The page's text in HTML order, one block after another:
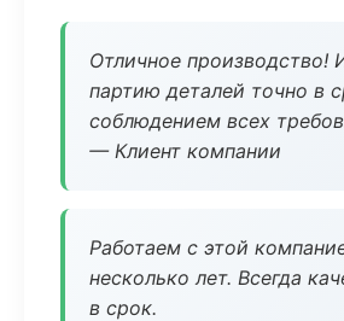
Отличное производство!
партию деталей точно в
соблюдением всех
— Клиент компании
Работаем с этой
несколько лет. Всегда
в срок.